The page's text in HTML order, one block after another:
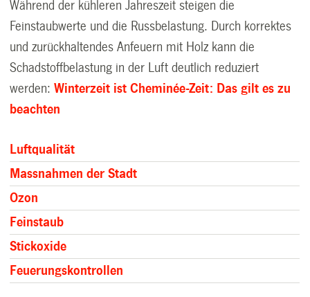
Während der kühleren Jahreszeit steigen die
Feinstaubwerte und die Russbelastung. Durch korrektes
und zurückhaltendes Anfeuern mit Holz kann die
Schadstoffbelastung in der Luft deutlich reduziert
werden:Winterzeit ist Cheminée-Zeit: Das gilt es zu
beachten
Luftqualität
Massnahmen der Stadt
Ozon
Feinstaub
Stickoxide
Feuerungskontrollen